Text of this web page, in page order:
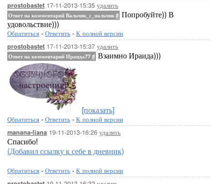
prostobastet 17-11-2013-15:35 удалить
Ответ на комментарий Вальчик_с_пальчик # Попробуйте)) В
удовольствие)))
Обратиться - Ответить - К полной версии
prostobastet 17-11-2013-15:37 удалить
Ответ на комментарий Ираида77 # Взаимно Ираида)))
[показать]
Обратиться - Ответить - К полной версии
manana-liana 19-11-2013-16:26 удалить
Спасибо!
(Добавил ссылку к себе в дневник)
Обратиться - Ответить - К полной версии